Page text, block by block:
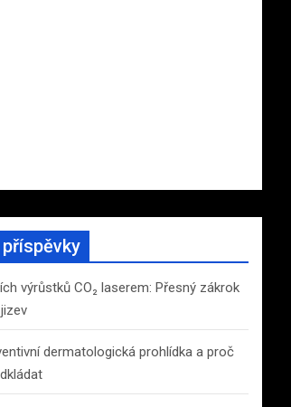
výrůstků CO₂ laserem: Přesný zákrok
dermatologická prohlídka a proč